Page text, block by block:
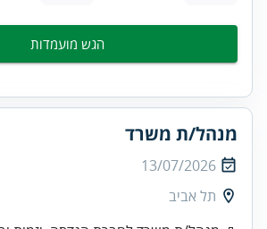
הגש מועמדות
מנהל/ת משרד
13/07/2026
תל אביב